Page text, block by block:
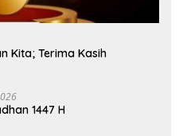
Kita; Terima Kasih
1447 H